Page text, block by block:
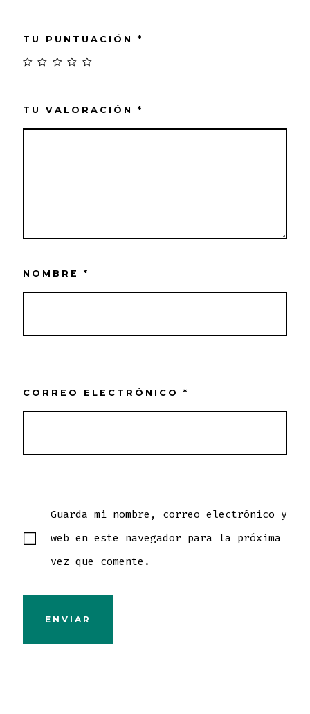
TU PUNTUACIÓN *
TU VALORACIÓN *
NOMBRE *
CORREO ELECTRÓNICO *
Guarda mi nombre, correo electrónico y
web en este navegador para la próxima
vez que comente.